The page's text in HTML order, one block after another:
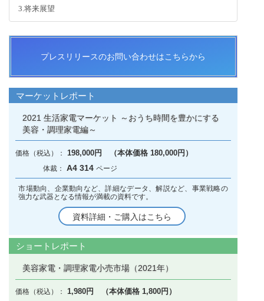
3.将来展望
プレスリリースのお問い合わせはこちらから
マーケットレポート
2021 生活家電マーケット ～おうち時間を豊かにする
美容・調理家電編～
198,000円 （本体価格 180,000円）
A4 314
市場動向、企業動向など、詳細なデータ、解説など、事業戦略の
強力な武器となる情報が満載の資料です。
資料詳細・ご購入はこちら
ショートレポート
美容家電・調理家電小売市場（2021年）
1,980円 （本体価格 1,800円）